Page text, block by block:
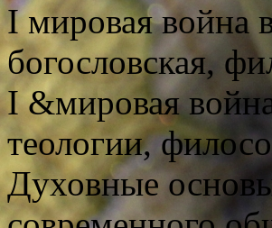
I мировая война
богословская,
I &мировая
теологии,
Духовные